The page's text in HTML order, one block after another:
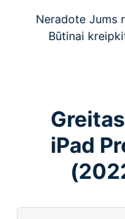
Neradote Jums
Būtinai
iPad